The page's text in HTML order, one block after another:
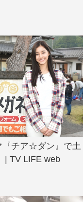
『チア☆ダン』で土
| TV LIFE web